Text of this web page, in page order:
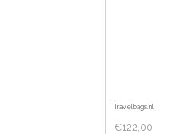
Travelbags.nl
€122,00